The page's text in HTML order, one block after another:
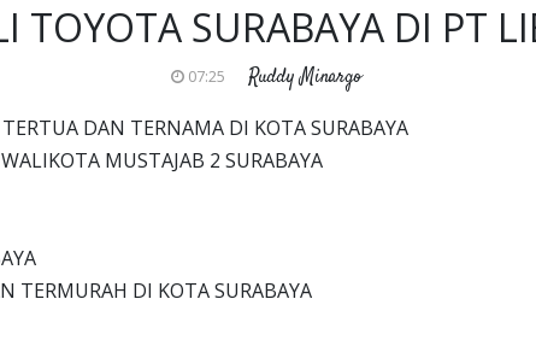
TOYOTA SURABAYA DI PT
07:25 Ruddy Minargo
DAN TERNAMA DI KOTA SURABAYA
MUSTAJAB 2 SURABAYA
TERMURAH DI KOTA SURABAYA